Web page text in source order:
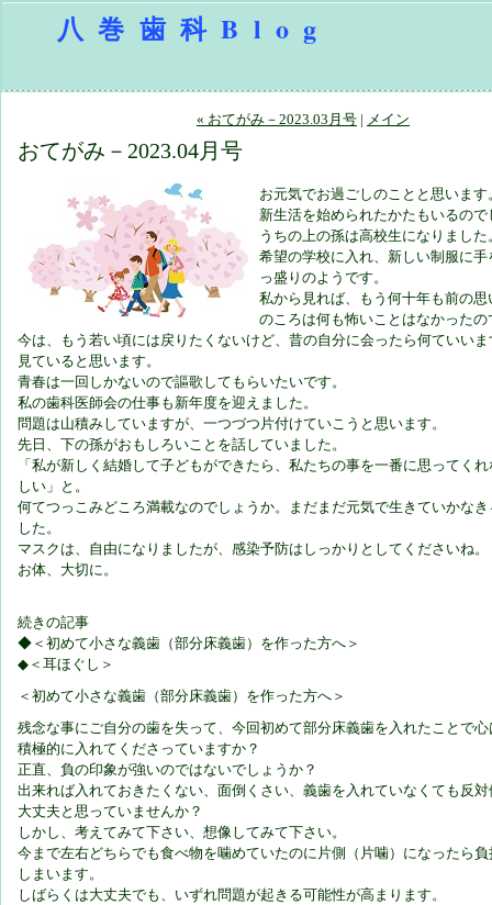
八巻歯科Blog
« おてがみ－2023.03月号 | メイン
おてがみ－2023.04月号
お元気でお過ごしのことと思います
新生活を始められたかたもいるので
うちの上の孫は高校生になりました
希望の学校に入れ、新しい制服に
っ盛りのようです。
私から見れば、もう何十年も前の
のころは何も怖いことはなかったの
今は、もう若い頃には戻りたくないけど、昔の自分に会ったら何ていい
見ていると思います。
青春は一回しかないので謳歌してもらいたいです。
私の歯科医師会の仕事も新年度を迎えました。
問題は山積みしていますが、一つづつ片付けていこうと思います。
先日、下の孫がおもしろいことを話していました。
「私が新しく結婚して子どもができたら、私たちの事を一番に思ってく
しい」と。
何てつっこみどころ満載なのでしょうか。まだまだ元気で生きていかな
した。
マスクは、自由になりましたが、感染予防はしっかりとしてくださいね。
お体、大切に。
続きの記事
◆＜初めて小さな義歯（部分床義歯）を作った方へ＞
◆＜耳ほぐし＞
＜初めて小さな義歯（部分床義歯）を作った方へ＞
残念な事にご自分の歯を失って、今回初めて部分床義歯を入れたことで
積極的に入れてくださっていますか？
正直、負の印象が強いのではないでしょうか？
出来れば入れておきたくない、面倒くさい、義歯を入れていなくても反
大丈夫と思っていませんか？
しかし、考えてみて下さい、想像してみて下さい。
今まで左右どちらでも食べ物を噛めていたのに片側（片噛）になったら
しまいます。
しばらくは大丈夫でも、いずれ問題が起きる可能性が高まります。